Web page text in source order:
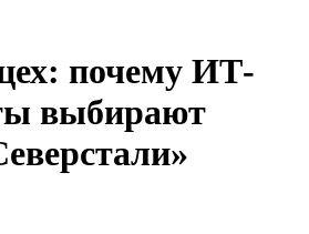
почему ИТ-
выбирают